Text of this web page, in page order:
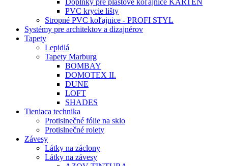
Doplnky pre plastové koľajnice KARTEN
PVC krycie lišty
Stropné PVC koľajnice - PROFI STYL
Systémy pre architektov a dizajnérov
Tapety
Lepidlá
Tapety Marburg
BOMBAY
DOMOTEX II.
DUNE
LOFT
SHADES
Tieniaca technika
Protislnečné fólie na sklo
Protislnečné rolety
Závesy
Látky na záclony
Látky na závesy